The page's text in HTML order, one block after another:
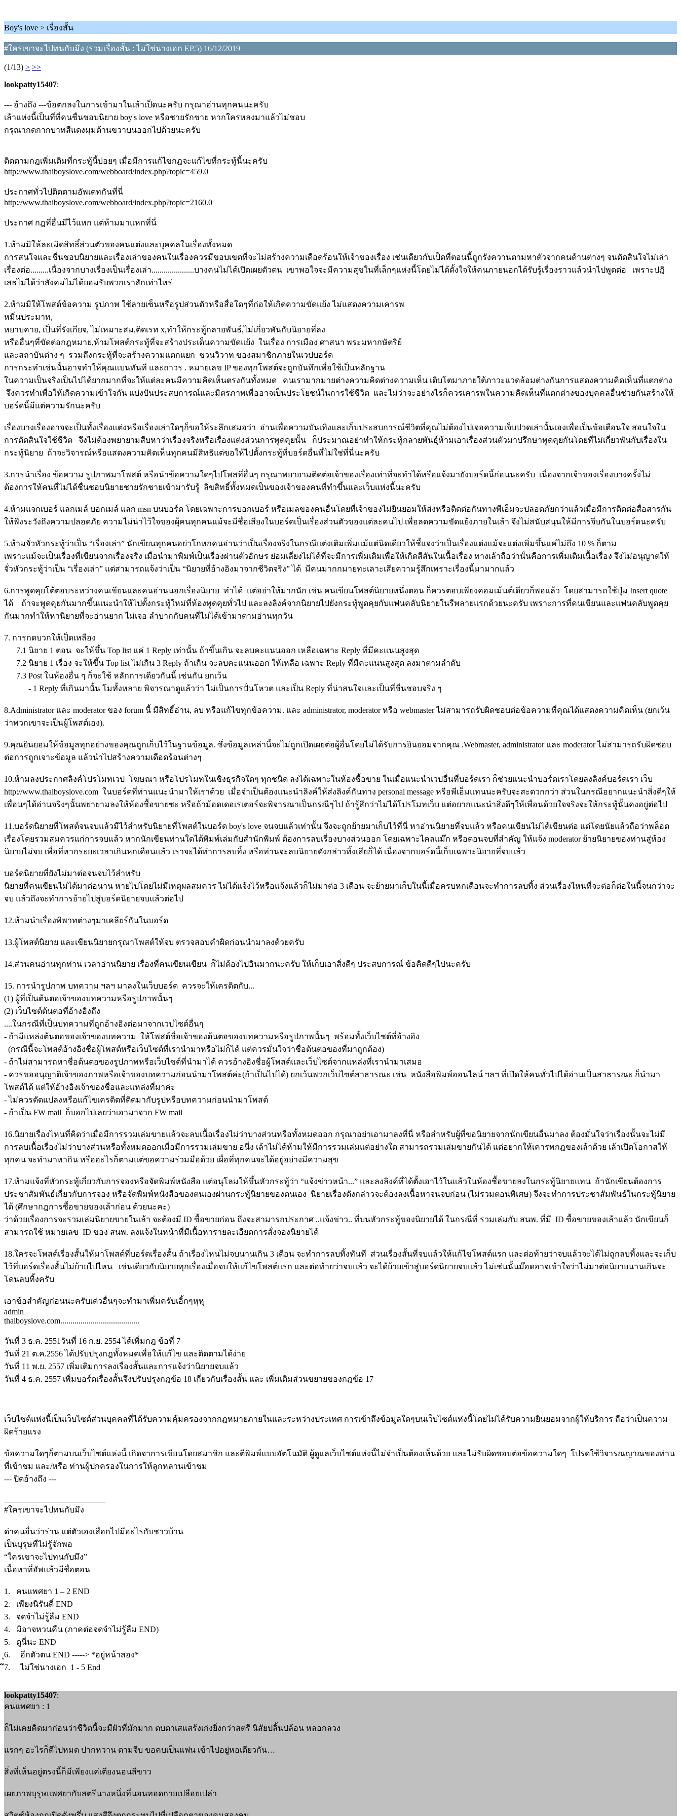
Boy's love > เรื่องสั้น
#ใครเขาจะไปทนกับมึง (รวมเรื่องสั้น : ไม่ใช่นางเอก EP.5) 16/12/2019
(1/13) > >>
lookpatty15407:
--- อ้างถึง ---ข้อตกลงในการเข้ามาในเล้าเป็ดนะครับ กรุณาอ่านทุกคนนะครับ
เล้าแห่งนี้เป็นที่ที่คนชื่นชอบนิยาย boy's love หรือชายรักชาย หากใครหลงมาแล้วไม่ชอบ
กรุณากดกากบาทสีแดงมุมด้านขวาบนออกไปด้วยนะครับ
ติดตามกฎเพิ่มเติมที่กระทู้นี้บ่อยๆ เมื่อมีการแก้ไขกฎจะแก้ไขที่กระทู้นี้นะครับ
http://www.thaiboyslove.com/webboard/index.php?topic=459.0
ประกาศทั่วไปติดตามอัพเดทกันที่นี่
http://www.thaiboyslove.com/webboard/index.php?topic=2160.0
ประกาศ กฎที่อื่นมีไว้แหก แต่ห้ามมาแหกที่นี่
1.ห้ามมิให้ละเมิดสิทธิ์ส่วนตัวของคนแต่งและบุคคลในเรื่องทั้งหมด
การสนใจและชื่นชอบนิยายและเรื่องเล่าของคนในเรื่องควรมีขอบเขตที่จะไม่สร้างความเดือดร้อนให้เจ้าของเรื่อง เช่นเดียวกับเป็ดที่ตอนนี้ถูกรังควานตามหาตัวจากคนด้านต่างๆ จนตัดสินใจไม่เล่า
เรื่องต่อ.........เนื่องจากบางเรื่องเป็นเรื่องเล่า.....................บางคนไม่ได้เปิดเผยตัวตน เขาพอใจจะมีความสุขในที่เล็กๆแห่งนี้โดยไม่ได้ตั้งใจให้คนภายนอกได้รับรู้เรื่องราวแล้วนำไปพูดต่อ เพราะปฎิ
เสธไม่ได้ว่าสังคมไม่ได้ยอมรับพวกเราสักเท่าไหร่
2.ห้ามมิให้โพสต์ข้อความ รูปภาพ ใช้ลายเซ็นหรือรูปส่วนตัวหรือสื่อใดๆที่ก่อให้เกิดความขัดแย้ง ไม่แสดงความเคารพ
หมิ่นประมาท,
หยาบคาย, เป็นที่รังเกียจ, ไม่เหมาะสม,ติดเรท x,ทำให้กระทู้กลายพันธ์,ไม่เกี่ยวพันกับนิยายที่ลง
หรืออื่นๆที่ขัดต่อกฎหมาย,ห้ามโพสต์กระทู้ที่จะสร้างประเด็นความขัดแย้ง ในเรื่อง การเมือง ศาสนา พระมหากษัตริย์
และสถาบันต่าง ๆ รวมถึงกระทู้ที่จะสร้างความแตกแยก ชวนวิวาท ของสมาชิกภายในเวปบอร์ด
การกระทำเช่นนั้นอาจทำให้คุณแบนทันที และถาวร . หมายเลข IP ของทุกโพสต์จะถูกบันทึกเพื่อใช้เป็นหลักฐาน
ในความเป็นจริงเป็นไปได้ยากมากที่จะให้แต่ละคนมีความคิดเห็นตรงกันทั้งหมด คนเรามากมายต่างความคิดต่างความเห็น เติบโตมาภายใต้ภาวะแวดล้อมต่างกันการแสดงความคิดเห็นที่แตกต่าง
จึงควรทำเพื่อให้เกิดความเข้าใจกัน แบ่งปันประสบการณ์และมิตรภาพเพื่ออาจเป็นประโยชน์ในการใช้ชีวิต และไม่ว่าจะอย่างไรก็ควรเคารพในความคิดเห็นที่แตกต่างของบุคคลอื่นช่วยกันสร้างให้
บอร์ดนี้มีแต่ความรักนะครับ
เรื่องบางเรื่องอาจจะเป็นทั้งเรื่องแต่งหรือเรื่องเล่าใดๆก็ขอให้ระลึกเสมอว่า อ่านเพื่อความบันเทิงและเก็บประสบการณ์ชีวิตที่คุณไม่ต้องไปเจอความเจ็บปวดเล่านั้นเองเพื่อเป็นข้อเตือนใจ สอนใจใน
การตัดสินใจใช้ชีวิต จึงไม่ต้องพยายามสืบหาว่าเรื่องจริงหรือเรื่องแต่งส่วนการพูดคุยนั้น ก็ประมาณอย่าทำให้กระทู้กลายพันธุ์ห้ามเอาเรื่องส่วนตัวมาปรึกษาพูดคุยกันโดยที่ไม่เกี่ยวพันกับเรื่องใน
กระทู้นิยาย ถ้าจะวิจารณ์หรือแสดงความคิดเห็นทุกคนมีสิทธิแต่ขอให้ไปตั้งกระทู้ที่บอร์ดอื่นที่ไม่ใช่ที่นี่นะครับ
3.การนำเรื่อง ข้อความ รูปภาพมาโพสต์ หรือนำข้อความใดๆไปโพสที่อื่นๆ กรุณาพยายามติดต่อเจ้าของเรื่องเท่าที่จะทำได้หรือแจ้งมายังบอร์ดนี้ก่อนนะครับ เนื่องจากเจ้าของเรื่องบางครั้งไม่
ต้องการให้คนที่ไม่ได้ชื่นชอบนิยายชายรักชายเข้ามารับรู้ ลิขสิทธิ์ทั้งหมดเป็นของเจ้าของคนที่ทำขึ้นและเว็บแห่งนี้นะครับ
4.ห้ามแจกเบอร์ แลกเมล์ บอกเมล์ แลก msn บนบอร์ด โดยเฉพาะการบอกเบอร์ หรือเมลของคนอื่นโดยที่เจ้าของไม่ยินยอมให้ส่งหรือติดต่อกันทางพีเอ็มจะปลอดภัยกว่าแล้วเมื่อมีการติดต่อสื่อสารกัน
ให้พึงระวังถึงความปลอดภัย ความไม่น่าไว้ใจของผุ้คนทุกคนแม้จะมีชื่อเสียงในบอร์ดเป็นเรื่องส่วนตัวของแต่ละคนไป เพื่อลดความขัดแย้งภายในเล้า จึงไม่สนับสนุนให้มีการจีบกันในบอร์ดนะครับ
5.ห้ามจั่วหัวกระทู้ว่าเป็น “เรื่องเล่า” นักเขียนทุกคนอย่าโกหกคนอ่านว่าเป็นเรื่องจริงในกรณีแต่งเติมเพิ่มแม้แต่นิดเดียวให้ชี้แจงว่าเป็นเรื่องแต่งแม้จะแต่งเพิ่มขึ้นแค่ไม่ถึง 10 % ก็ตาม
เพราะแม้จะเป็นเรื่องที่เขียนจากเรื่องจริง เมื่อนำมาพิมพ์เป็นเรื่องผ่านตัวอักษร ย่อมเลี่ยงไม่ได้ที่จะมีการเพิ่มเติมเพื่อให้เกิดสีสันในเนื้อเรื่อง ทางเล้าถือว่านั่นคือการเพิ่มเติมเนื้อเรื่อง จึงไม่อนุญาตให้
จั่วหัวกระทู้ว่าเป็น “เรื่องเล่า” แต่สามารถแจ้งว่าเป็น “นิยายที่อ้างอิงมาจากชีวิตจริง” ได้ มีคนมากกมายทะเลาะเสียความรู้สึกเพราะเรื่องนี้มามากแล้ว
6.การพูดคุยโต้ตอบระหว่างคนเขียนและคนอ่านนอกเรื่องนิยาย ทำได้ แต่อย่าให้มากนัก เช่น คนเขียนโพสต์นิยายหนึ่งตอน ก็ควรตอบเพียงคอมเม้นต์เดียวก็พอแล้ว โดยสามารถใช้ปุ่ม Insert quote
ได้ ถ้าจะพูดคุยกันมากขึ้นแนะนำให้ไปตั้งกระทู้ใหม่ที่ห้องพูดคุยทั่วไป และลงลิงค์จากนิยายไปยังกระทู้พูดคุยกับแฟนคลับนิยายในรีพลายแรกด้วยนะครับ เพราะการที่คนเขียนและแฟนคลับพูดคุย
กันมากทำให้หานิยายที่จะอ่านยาก ไม่เจอ ลำบากกับคนที่ไม่ได้เข้ามาตามอ่านทุกวัน
7. การกดบวกให้เป็ดเหลือง
7.1 นิยาย 1 ตอน จะให้ขึ้น Top list แค่ 1 Reply เท่านั้น ถ้าขึ้นเกิน จะลบคะแนนออก เหลือเฉพาะ Reply ที่มีคะแนนสูงสุด
7.2 นิยาย 1 เรื่อง จะให้ขึ้น Top list ไม่เกิน 3 Reply ถ้าเกิน จะลบคะแนนออก ให้เหลือ เฉพาะ Reply ที่มีคะแนนสูงสุด ลงมาตามลำดับ
7.3 Post ในห้องอื่น ๆ ก็จะใช้ หลักการเดียวกันนี้ เช่นกัน ยกเว้น
- 1 Reply ที่เกินมานั้น โมทั้งหลาย พิจารณาดูแล้วว่า ไม่เป็นการปั่นโหวต และเป็น Reply ที่น่าสนใจและเป็นที่ชื่นชอบจริง ๆ
8.Administrator และ moderator ของ forum นี้ มีสิทธิ์อ่าน, ลบ หรือแก้ไขทุกข้อความ. และ administrator, moderator หรือ webmaster ไม่สามารถรับผิดชอบต่อข้อความที่คุณได้แสดงความคิดเห็น (ยกเว้น
ว่าพวกเขาจะเป็นผู้โพสต์เอง).
9.คุณยินยอมให้ข้อมูลทุกอย่างของคุณถูกเก็บไว้ในฐานข้อมูล. ซึ่งข้อมูลเหล่านี้จะไม่ถูกเปิดเผยต่อผู้อื่นโดยไม่ได้รับการยินยอมจากคุณ .Webmaster, administrator และ moderator ไม่สามารถรับผิดชอบ
ต่อการถูกเจาะข้อมูล แล้วนำไปสร้างความเดือดร้อนต่างๆ
10.ห้ามลงประกาศลิงค์โปรโมทเวป โฆษณา หรือโปรโมทในเชิงธุรกิจใดๆ ทุกชนิด ลงได้เฉพาะในห้องซื้อขาย ในเมื่อแนะนำเวปอื่นที่บอร์ดเรา ก็ช่วยแนะนำบอร์ดเราโดยลงลิงค์บอร์ดเรา เว็บ
http://www.thaiboyslove.com ในบอร์ดที่ท่านแนะนำมาให้เราด้วย เมื่อจำเป็นต้องแนะนำลิงค์ให้ส่งลิงค์กันทาง personal message หรือพีเอ็มแทนนะครับจะสะดวกกว่า ส่วนในกรณีอยากแนะนำสิ่งดีๆให้
เพื่อนๆได้อ่านจริงๆนั้นพยายามลงให้ห้องซื้อขายซะ หรือถ้าม้อดเดอเรเตอร์จะพิจารณาเป็นกรณีๆไป ถ้ารู้สึกว่าไม่ได้โปรโมทเว็บ แต่อยากแนะนำสิ่งดีๆให้เพื่อนด้วยใจจริงจะให้กระทู้นั้นคงอยู่ต่อไป
11.บอร์ดนิยายที่โพสต์จนจบแล้วมีไว้สำหรับนิยายที่โพสต์ในบอร์ด boy's love จนจบแล้วเท่านั้น จึงจะถูกย้ายมาเก็บไว้ที่นี่ หาอ่านนิยายที่จบแล้ว หรือคนเขียนไม่ได้เขียนต่อ แต่โดยนัยแล้วถือว่าพล็อต
เรื่องโดยรวมสมควรแก่การจบแล้ว หากนักเขียนท่านใดได้พิมพ์เล่มกับสำนักพิมพ์ ต้องการลบเรื่องบางส่วนออก โดยเฉพาะไคลแม๊ก หรือตอนจบที่สำคัญ ให้แจ้ง moderator ย้ายนิยายของท่านสู่ห้อง
นิยายไม่จบ เพื่อที่หากระยะเวลาเกินหกเดือนแล้ว เราจะได้ทำการลบทิ้ง หรือท่านจะลบนิยายดังกล่าวทิ้งเสียก็ได้ เนื่องจากบอร์ดนี้เก็บเฉพาะนิยายที่จบแล้ว
บอร์ดนิยายที่ยังไม่มาต่อจนจบไว้สำหรับ
นิยายที่คนเขียนไม่ได้มาต่อนาน หายไปโดยไม่มีเหตุผลสมควร ไม่ได้แจ้งไว้หรือแจ้งแล้วก็ไม่มาต่อ 3 เดือน จะย้ายมาเก็บในนี้เมื่อครบหกเดือนจะทำการลบทิ้ง ส่วนเรื่องไหนที่จะต่อก็ต่อในนี้จนกว่าจะ
จบ แล้วถึงจะทำการย้ายไปสู่บอร์ดนิยายจบแล้วต่อไป
12.ห้ามนำเรื่องพิพาทต่างๆมาเคลียร์กันในบอร์ด
13.ผู้โพสต์นิยาย และเขียนนิยายกรุณาโพสต์ให้จบ ตรวจสอบคำผิดก่อนนำมาลงด้วยครับ
14.ส่วนคนอ่านทุกท่าน เวลาอ่านนิยาย เรื่องที่คนเขียนเขียน ก็ไม่ต้องไปอินมากนะครับ ให้เก็บเอาสิ่งดีๆ ประสบการณ์ ข้อคิดดีๆไปนะครับ
15. การนำรูปภาพ บทความ ฯลฯ มาลงในเว็บบอร์ด ควรจะให้เครดิตกับ...
(1) ผู้ที่เป็นต้นตอเจ้าของบทความหรือรูปภาพนั้นๆ
(2) เว็บไซต์ต้นตอที่อ้างอิงถึง
....ในกรณีที่เป็นบทความที่ถูกอ้างอิงต่อมาจากเวปไซต์อื่นๆ
- ถ้ามีแหล่งต้นตอของเจ้าของบทความ ให้โพสต์ชื่อเจ้าของต้นตอของบทความหรือรูปภาพนั้นๆ พร้อมทั้งเว็บไซต์ที่อ้างอิง
(กรณีนี้จะโพสต์อ้างอิงชื่อผู้โพสต์หรือเว็บไซต์ที่เรานำมาหรือไม่ก็ได้ แต่ควรมั่นใจว่าชื่อต้นตอของที่มาถูกต้อง)
- ถ้าไม่สามารถหาชื่อต้นตอของรูปภาพหรือเว็บไซต์ที่นำมาได้ ควรอ้างอิงชื่อผู้โพสต์และเว็บไซต์จากแหล่งที่เรานำมาเสมอ
- ควรขออนุญาติเจ้าของภาพหรือเจ้าของบทความก่อนนำมาโพสต์ค่ะ(ถ้าเป็นไปได้) ยกเว้นพวกเว็บไซต์สาธารณะ เช่น หนังสือพิมพ์ออนไลน์ ฯลฯ ที่เปิดให้คนทั่วไปได้อ่านเป็นสาธารณะ ก็นำมา
โพสต์ได้ แต่ให้อ้างอิงเจ้าของชื่อและแหล่งที่มาค่ะ
- ไม่ควรดัดแปลงหรือแก้ไขเครดิตที่ติดมากับรูปหรือบทความก่อนนำมาโพสต์
- ถ้าเป็น FW mail ก็บอกไปเลยว่าเอามาจาก FW mail
16.นิยายเรื่องไหนที่คิดว่าเมื่อมีการรวมเล่มขายแล้วจะลบเนื้อเรื่องไม่ว่าบางส่วนหรือทั้งหมดออก กรุณาอย่าเอามาลงที่นี่ หรือสำหรับผู้ที่ขอนิยายจากนักเขียนอื่นมาลง ต้องมั่นใจว่าเรื่องนั้นจะไม่มี
การลบเนื้อเรื่องไม่ว่าบางส่วนหรือทั้งหมดออกเมื่อมีการรวมเล่มขาย อนึ่ง เล้าไม่ได้ห้ามให้มีการรวมเล่มแต่อย่างใด สามารถรวมเล่มขายกันได้ แต่อยากให้เคารพกฎของเล้าด้วย เล้าเปิดโอกาสให้
ทุกคน จะทำมาหากิน หรืออะไรก็ตามแต่ขอความร่วมมือด้วย เผื่อที่ทุกคนจะได้อยู่อย่างมีความสุข
17.ห้ามแจ้งที่หัวกระทู้เกี่ยวกับการจองหรือจัดพิมพ์หนังสือ แต่อนุโลมให้ขึ้นหัวกระทู้ว่า “แจ้งข่าวหน้า...” และลงลิงค์ที่ได้ตั้งเอาไว้ในแล้วในห้องซื้อขายลงในกระทู้นิยายแทน ถ้านักเขียนต้องการ
ประชาสัมพันธ์เกี่ยวกับการจอง หรือจัดพิมพ์หนังสือของตนเองผ่านกระทู้นิยายของตนเอง นิยายเรื่องดังกล่าวจะต้องลงเนื้อหาจนจบก่อน (ไม่รวมตอนพิเศษ) จึงจะทำการประชาสัมพันธ์ในกระทู้นิยาย
ได้ (ศึกษากฎการซื้อขายของเล้าก่อน ด้วยนะคะ)
ว่าด้วยเรื่องการจะรวมเล่มนิยายขายในเล้า จะต้องมี ID ซื้อขายก่อน ถึงจะสามารถประกาศ ..แจ้งข่าว.. ที่บนหัวกระทู้ของนิยายได้ ในกรณีที่ รวมเล่มกับ สนพ. ที่มี ID ซื้อขายของเล้าแล้ว นักเขียนก็
สามารถใช้ หมายเลข ID ของ สนพ. ลงแจ้งในหน้าที่มีเนื้อหารายละเอียดการสั่งจองนิยายได้
18.ใครจะโพสต์เรื่องสั้นให้มาโพสต์ที่บอร์ดเรื่องสั้น ถ้าเรื่องไหนไม่จบนานเกิน 3 เดือน จะทำการลบทิ้งทันที ส่วนเรื่องสั้นที่จบแล้วให้แก้ไขโพสต์แรก และต่อท้ายว่าจบแล้วจะได้ไม่ถูกลบทิ้งและจะเก็บ
ไว้ที่บอร์ดเรื่องสั้นไม่ย้ายไปไหน เช่นเดียวกับนิยายทุกเรื่องเมื่อจบให้แก้ไขโพสต์แรก และต่อท้ายว่าจบแล้ว จะได้ย้ายเข้าสู่บอร์ดนิยายจบแล้ว ไม่เช่นนั้นม๊อดอาจเข้าใจว่าไม่มาต่อนิยายนานเกินจะ
โดนลบทิ้งครับ
เอาข้อสำคัญก่อนนะครับเด่วอื่นๆจะทำมาเพิ่มครับเอิ้กๆหุหุ
admin
thaiboyslove.com.......................................
วันที่ 3 ธ.ค. 2551วันที่ 16 ก.ย. 2554 ได้เพิ่มกฎ ข้อที่ 7
วันที่ 21 ต.ค.2556 ได้ปรับปรุงกฎทั้งหมดเพื่อให้แก้ไข และติดตามได้ง่าย
วันที่ 11 พ.ย. 2557 เพิ่มเติมการลงเรื่องสั้นและการแจ้งว่านิยายจบแล้ว
วันที่ 4 ธ.ค. 2557 เพิ่มบอร์ดเรื่องสั้นจึงปรับปรุงกฎข้อ 18 เกี่ยวกับเรื่องสั้น และ เพิ่มเติมส่วนขยายของกฎข้อ 17
เว็บไซต์แห่งนี้เป็นเว็บไซต์ส่วนบุคคลที่ได้รับความคุ้มครองจากกฎหมายภายในและระหว่างประเทศ การเข้าถึงข้อมูลใดๆบนเว็บไซต์แห่งนี้โดยไม่ได้รับความยินยอมจากผู้ให้บริการ ถือว่าเป็นความ
ผิดร้ายแรง
ข้อความใดๆก็ตามบนเว็บไซต์แห่งนี้ เกิดจาการเขียนโดยสมาชิก และตีพิมพ์แบบอัตโนมัติ ผู้ดูแลเว็บไซต์แห่งนี้ไม่จำเป็นต้องเห็นด้วย และไม่รับผิดชอบต่อข้อความใดๆ โปรดใช้วิจารณญาณของท่าน
ที่เข้าชม และ/หรือ ท่านผู้ปกครองในการให้ลูกหลานเข้าชม
--- ปิดอ้างถึง ---
#ใครเขาจะไปทนกับมึง
ด่าคนอื่นว่าร่าน แต่ตัวเองเสือกไปมีอะไรกับชาวบ้าน
เป็นบุรุษที่ไม่รู้จักพอ
“ใครเขาจะไปทนกับมึง”
เนื้อหาที่อัพแล้วมีชื่อตอน
1. คนแพศยา 1 – 2 END
2. เพียงนิรันดิ์ END
3. จดจำไม่รู้ลืม END
4. มิอาจหวนคืน (ภาคต่อจดจำไม่รู้ลืม END)
5. ดูนี่นะ END
ุ6. อีกตัวตน END -----> *อยู่หน้าสอง*
ึ7. ไม่ใช่นางเอก 1 - 5 End
lookpatty15407:
คนแพศยา : 1
ก็ไม่เคยคิดมาก่อนว่าชีวิตนี้จะมีผัวที่มักมาก ตบตาเสแสร้งเก่งยิ่งกว่าสตรี นิสัยปลิ้นปล้อน หลอกลวง
แรกๆ อะไรก็ดีไปหมด ปากหวาน ตามจีบ ขอคบเป็นแฟน เข้าไปอยู่หอเดียวกัน…
สิ่งที่เห็นอยู่ตรงนี้ก็มีเพียงแค่เตียงนอนสีขาว
เผยภาพบุรุษแพศยากับสตรีนางหนึ่งที่นอนทอดกายเปลือยเปล่า